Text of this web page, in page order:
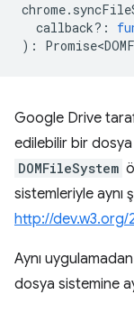
chrome.
callback? :
) :
Google Drive
edilebilir bir
DOMFileSystem
sistemleriyle aynı
http://
Aynı
dosya sistemine